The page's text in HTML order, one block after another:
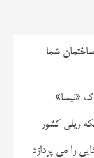
ساختمان شما
«نیسا»
ریلی کشور
را می پردازد